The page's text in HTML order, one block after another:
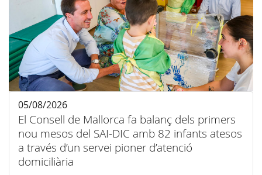
El Consell de Mallorca fa balanç dels primers
nou mesos del SAI-DIC amb 82 infants atesos
a través d’un servei pioner d’atenció
domiciliària
05/08/2026